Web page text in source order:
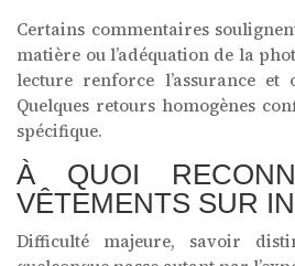
Certains commentaires
matière ou l’adéquation de la
lecture renforce l’assurance
Quelques retours homogènes
spécifique.
À QUOI
VÊTEMENTS SUR
Difficulté majeure, savoir